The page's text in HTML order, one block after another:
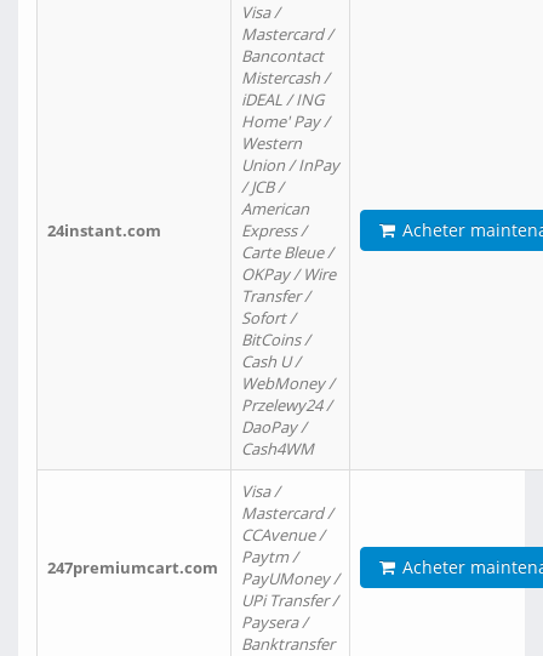
24instant.com
Visa /
Mastercard /
Bancontact
Mistercash /
iDEAL / ING
Home' Pay /
Western
Union / InPay
/ JCB /
American
Express /
Carte Bleue /
OKPay / Wire
Transfer /
Sofort /
BitCoins /
Cash U /
WebMoney /
Przelewy24 /
DaoPay /
Cash4WM
Acheter
247premiumcart.com
Visa /
Mastercard /
CCAvenue /
Paytm /
PayUMoney /
UPi Transfer /
Paysera /
Banktransfer
Acheter